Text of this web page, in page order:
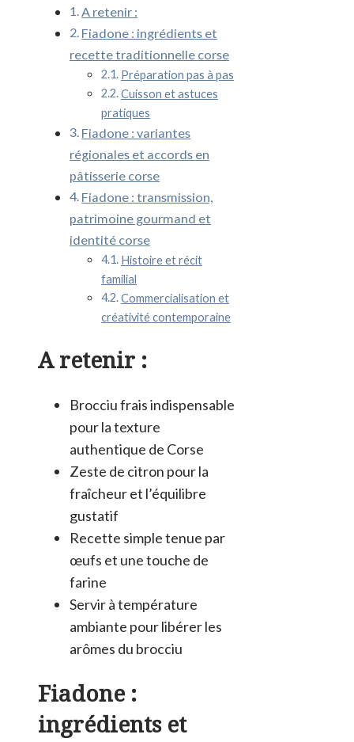
A retenir :
Fiadone : ingrédients et
recette traditionnelle corse
Préparation pas à pas
Cuisson et astuces
pratiques
Fiadone : variantes
régionales et accords en
pâtisserie corse
Fiadone : transmission,
patrimoine gourmand et
identité corse
Histoire et récit
familial
Commercialisation et
créativité contemporaine
A retenir :
Brocciu frais indispensable
pour la texture
authentique de Corse
Zeste de citron pour la
fraîcheur et l’équilibre
gustatif
Recette simple tenue par
œufs et une touche de
farine
Servir à température
ambiante pour libérer les
arômes du brocciu
Fiadone :
ingrédients et